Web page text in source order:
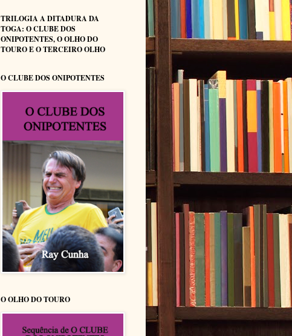
TRILOGIA A DITADURA DA
TOGA: O CLUBE DOS
ONIPOTENTES, O OLHO DO
TOURO E O TERCEIRO OLHO
O CLUBE DOS ONIPOTENTES
O OLHO DO TOURO